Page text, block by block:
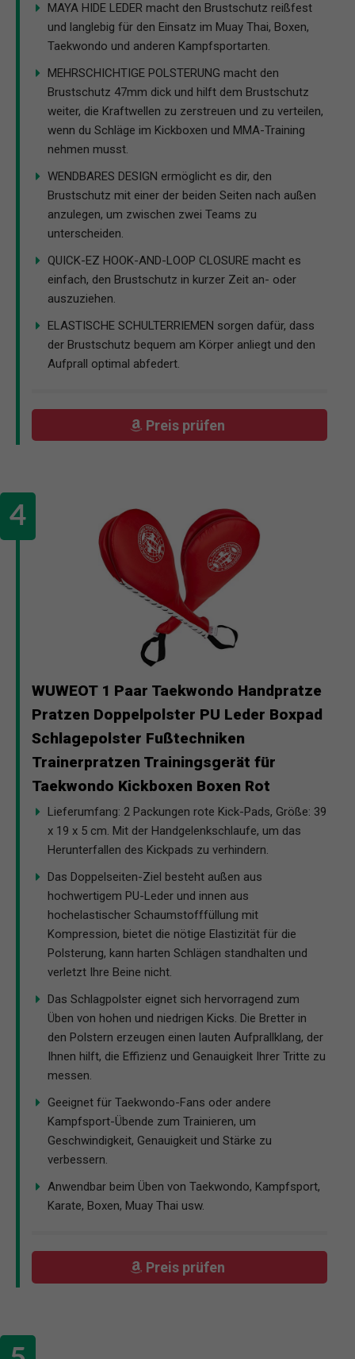
MAYA HIDE LEDER macht den Brustschutz reißfest
und langlebig für den Einsatz im Muay Thai, Boxen,
Taekwondo und anderen Kampfsportarten.
MEHRSCHICHTIGE POLSTERUNG macht den
Brustschutz 47mm dick und hilft dem Brustschutz
weiter, die Kraftwellen zu zerstreuen und zu verteilen,
wenn du Schläge im Kickboxen und MMA-Training
nehmen musst.
WENDBARES DESIGN ermöglicht es dir, den
Brustschutz mit einer der beiden Seiten nach außen
anzulegen, um zwischen zwei Teams zu
unterscheiden.
QUICK-EZ HOOK-AND-LOOP CLOSURE macht es
einfach, den Brustschutz in kurzer Zeit an- oder
auszuziehen.
ELASTISCHE SCHULTERRIEMEN sorgen dafür, dass
der Brustschutz bequem am Körper anliegt und den
Aufprall optimal abfedert.
Preis prüfen
WUWEOT 1 Paar Taekwondo Handpratze
Pratzen Doppelpolster PU Leder Boxpad
Schlagepolster Fußtechniken
Trainerpratzen Trainingsgerät für
Taekwondo Kickboxen Boxen Rot
Lieferumfang: 2 Packungen rote Kick-Pads, Größe: 39
x 19 x 5 cm. Mit der Handgelenkschlaufe, um das
Herunterfallen des Kickpads zu verhindern.
Das Doppelseiten-Ziel besteht außen aus
hochwertigem PU-Leder und innen aus
hochelastischer Schaumstofffüllung mit
Kompression, bietet die nötige Elastizität für die
Polsterung, kann harten Schlägen standhalten und
verletzt Ihre Beine nicht.
Das Schlagpolster eignet sich hervorragend zum
Üben von hohen und niedrigen Kicks. Die Bretter in
den Polstern erzeugen einen lauten Aufprallklang, der
Ihnen hilft, die Effizienz und Genauigkeit Ihrer Tritte zu
messen.
Geeignet für Taekwondo-Fans oder andere
Kampfsport-Übende zum Trainieren, um
Geschwindigkeit, Genauigkeit und Stärke zu
verbessern.
Anwendbar beim Üben von Taekwondo, Kampfsport,
Karate, Boxen, Muay Thai usw.
Preis prüfen